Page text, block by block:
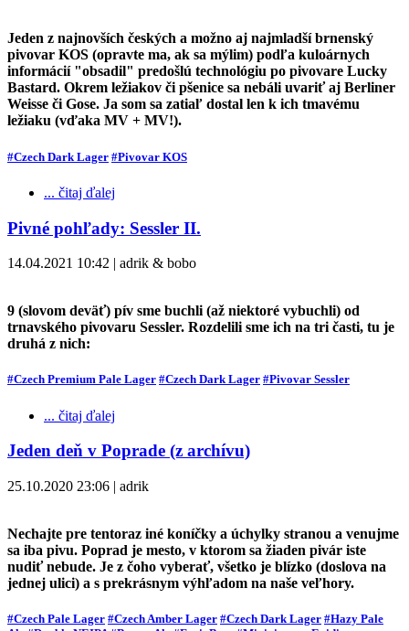
Jeden z najnovších českých a možno aj najmladší brnenský
pivovar KOS (opravte ma, ak sa mýlim) podľa kuloárnych
informácií "obsadil" predošlú technológiu po pivovare Lucky
Bastard. Okrem ležiakov či pšenice sa nebáli uvariť aj Berliner
Weisse či Gose. Ja som sa zatiaľ dostal len k ich tmavému
ležiaku (vďaka MV + MV!).
#Czech Dark Lager #Pivovar KOS
... čitaj ďalej
Pivné pohľady: Sessler II.
14.04.2021 10:42 | adrik & bobo
9 (slovom deväť) pív sme buchli (až niektoré vybuchli) od
trnavského pivovaru Sessler. Rozdelili sme ich na tri časti, tu je
druhá z nich:
#Czech Premium Pale Lager #Czech Dark Lager #Pivovar Sessler
... čitaj ďalej
Jeden deň v Poprade (z archívu)
25.10.2020 23:06 | adrik
Nechajte pre tentoraz iné koníčky a úchylky stranou a venujme
sa iba pivu. Poprad je mesto, v ktorom sa žiaden pivár iste
nudiť nebude. Je z čoho vyberať, všetko je blízko (doslova na
jednej ulici) a s prekrásnym výhľadom na naše veľhory.
#Czech Pale Lager #Czech Amber Lager #Czech Dark Lager #Hazy Pale